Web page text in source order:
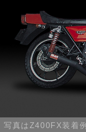
写真はZ400FX装着例